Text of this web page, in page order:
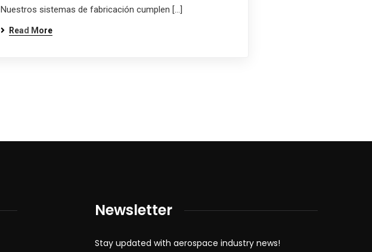
Nuestros sistemas de fabricación cumplen […]
Read More
Newsletter
Stay updated with aerospace industry news!